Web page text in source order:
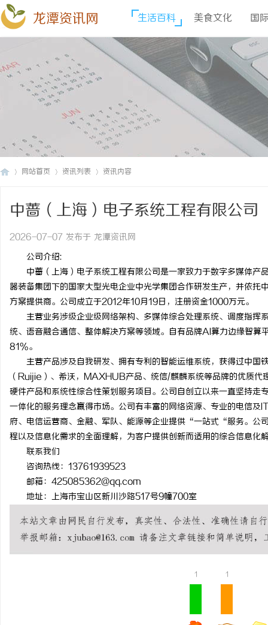
龙潭资讯网 生活百科 美食文化 国
网站首页 资讯列表 资讯内容
中蔷（上海）电子系统工程有限公司
2026-07-07 发布于 龙潭资讯网
公司介绍:
中蔷（上海）电子系统工程有限公司是一家致力于数字多媒体产
器装备集团下的国家大型光电企业中光学集团合作研发生产，并依
方案提供商。公司成立于2012年10月19日，注册资金1000万元。
主营业务涉级企业级网络架构、多媒体综合处理系统、调度指挥
统、语音融合通信、整体解决方案等领域。自有品牌AI算力边缘智算
81%。
主营产品涉及自我研发、拥有专利的智能运维系统，获得过中国
（Ruijie）、希沃，MAXHUB产品、统信/麒麟系统等品牌的优质代
硬件产品和系统性综合性策划服务项目。公司自创立以来一直坚持
一体化的服务理念赢得市场。公司有丰富的网络资源、专业的电信
府、电信运营商、金融、军队、能源等企业提供“一站式“服务。公
程以及信息化需求的全面理解，为客户提供创新而适用的综合信息
联系我们
咨询热线：13761939523
邮箱：425085362@qq.com
地址：上海市宝山区新川沙路517号9幢700室
1 1
面解析2828电影网：影视资源的丰富宝库 在线影院的崛起与未来